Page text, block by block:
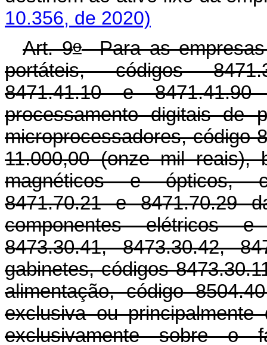
10.356, de 2020)
Art. 9oPara as empresas
portáteis, códigos
8471.41.10 e
processamento digitais de
microprocessadores, código
11.000,00 (onze mil reais),
magnéticos e ópticos,
8471.70.21 e 8471.70.29
componentes elétricos
8473.30.41, 8473.30.42,
gabinetes, códigos
alimentação, código
exclusiva ou
exclusivamente sobre o